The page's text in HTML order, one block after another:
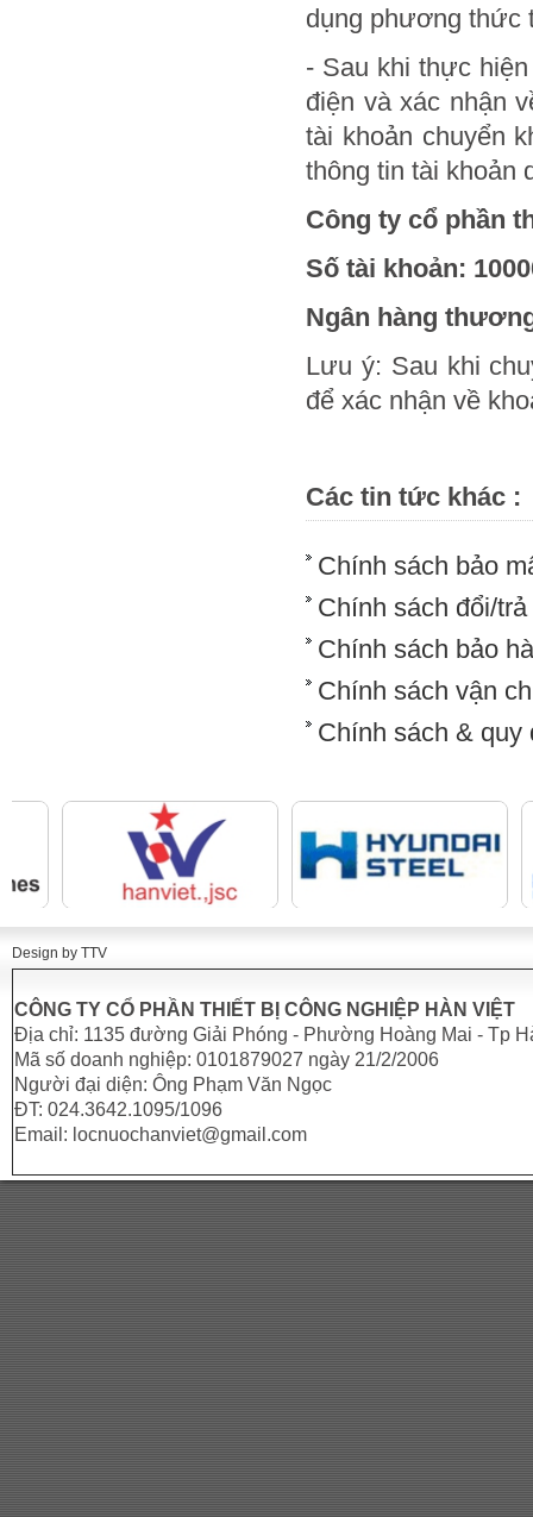
dụng phương thức
- Sau khi thực
điện và xác nhận
tài khoản chuyển
thông tin tài khoản
Công ty cổ phần
Số tài khoản:
Ngân hàng
Lưu ý: Sau khi
để xác nhận về
Các tin tức khác :
Chính sách bảo
Chính sách đổi/
Chính sách bảo
Chính sách vận
Chính sách & quy
Design by TTV
CÔNG TY CỔ PHẦN THIẾT BỊ CÔNG NGHIỆP HÀN VIỆT
Địa chỉ: 1135 đường Giải Phóng - Phường Hoàng Mai - Tp
Mã số doanh nghiệp: 0101879027 ngày 21/2/2006
Người đại diện: Ông Phạm Văn Ngọc
ĐT: 024.3642.1095/1096
Email: locnuochanviet@gmail.com